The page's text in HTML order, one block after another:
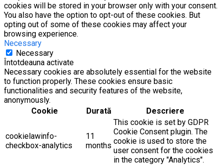
cookies will be stored in your browser only with your consent.
You also have the option to opt-out of these cookies. But
opting out of some of these cookies may affect your
browsing experience.
Necessary
Necessary
Întotdeauna activate
Necessary cookies are absolutely essential for the website
to function properly. These cookies ensure basic
functionalities and security features of the website,
anonymously.
Cookie
Durată Descriere
cookielawinfo-
checkbox-analytics
11
months
This cookie is set by GDPR
Cookie Consent plugin. The
cookie is used to store the
user consent for the cookies
in the category "Analytics".